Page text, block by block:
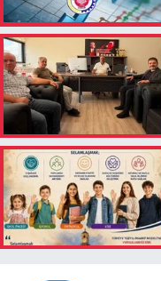
Spor
Sungurlu
Turizm
Uğurludağ
Yaşam
Yayla Haber